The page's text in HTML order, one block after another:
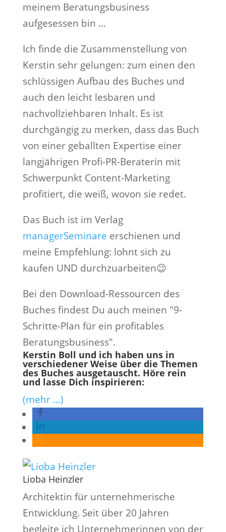
meinem Beratungsbusiness
aufgesessen bin ...
Ich finde die Zusammenstellung von
Kerstin sehr gelungen: zum einen den
schlüssigen Aufbau des Buches und
auch den leicht lesbaren und
nachvollziehbaren Inhalt. Es ist
durchgängig zu merken, dass das Buch
von einer geballten Expertise einer
langjährigen Profi-PR-Beraterin mit
Schwerpunkt Content-Marketing
profitiert, die weiß, wovon sie redet.
Das Buch ist im Verlag
managerSeminare erschienen und
meine Empfehlung: lohnt sich zu
kaufen UND durchzuarbeiten😉
Bei den Download-Ressourcen des
Buches findest Du auch meinen "9-
Schritte-Plan für ein profitables
Beratungsbusiness".
Kerstin Boll und ich haben uns in
verschiedener Weise über die Themen
des Buches ausgetauscht. Höre rein
und lasse Dich inspirieren:
(mehr …)
Lioba Heinzler
Architektin für unternehmerische
Entwicklung. Seit über 20 Jahren
begleite ich Unternehmerinnen von der